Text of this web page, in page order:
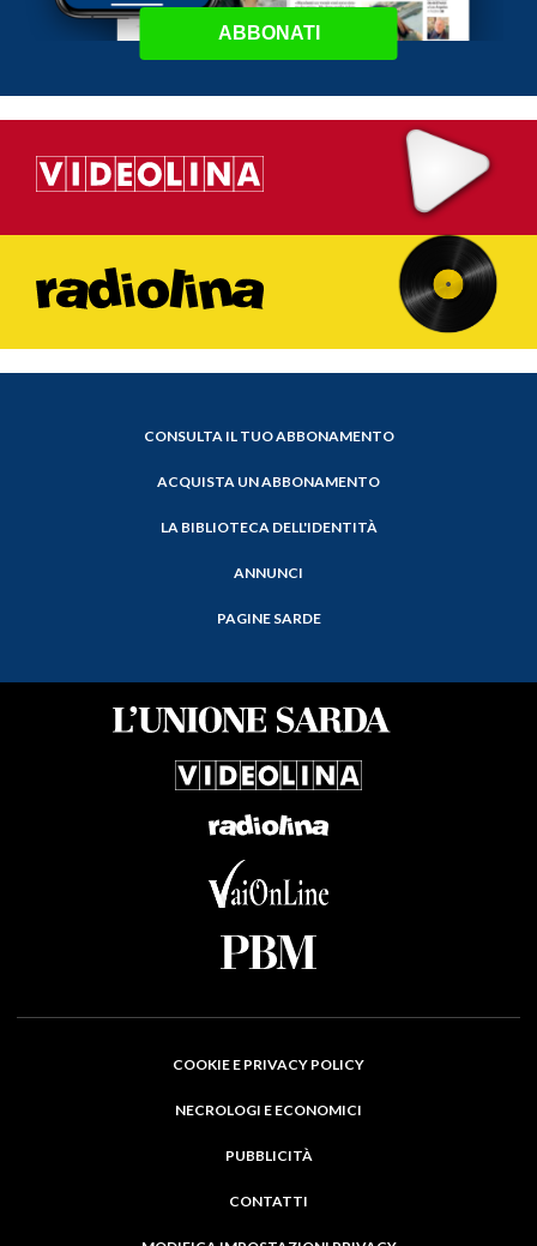
ABBONATI
CONSULTA IL TUO ABBONAMENTO
ACQUISTA UN ABBONAMENTO
LA BIBLIOTECA DELL'IDENTITÀ
ANNUNCI
PAGINE SARDE
COOKIE E PRIVACY POLICY
NECROLOGI E ECONOMICI
PUBBLICITÀ
CONTATTI